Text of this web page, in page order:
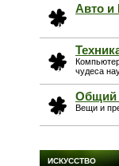
Авто и
чудеса
Общий
Вещи и
ИСКУССТВО